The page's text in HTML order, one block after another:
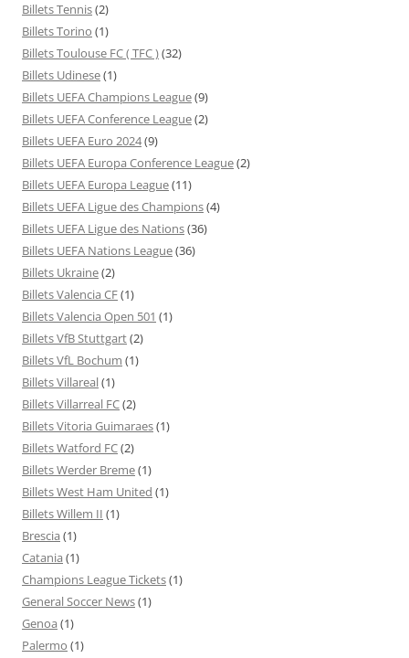
Billets Tennis(2)
Billets Torino (1)
Billets Toulouse FC ( TFC )(32)
Billets Udinese(1)
Billets UEFA Champions League(9)
Billets UEFA Conference League(2)
Billets UEFA Euro 2024(9)
Billets UEFA Europa Conference League(2)
Billets UEFA Europa League(11)
Billets UEFA Ligue des Champions(4)
Billets UEFA Ligue des Nations(36)
Billets UEFA Nations League(36)
Billets Ukraine(2)
Billets Valencia CF(1)
Billets Valencia Open 501 (1)
Billets VfB Stuttgart(2)
Billets VfL Bochum (1)
Billets Villareal(1)
Billets Villarreal FC(2)
Billets Vitoria Guimaraes(1)
Billets Watford FC(2)
Billets Werder Breme(1)
Billets West Ham United (1)
Billets Willem II (1)
Brescia (1)
Catania (1)
Champions League Tickets(1)
General Soccer News(1)
Genoa (1)
Palermo (1)